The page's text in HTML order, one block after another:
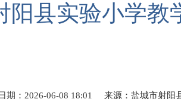
阳县实验小学教
期：2026-06-08 18:01 来源： 盐城市射阳